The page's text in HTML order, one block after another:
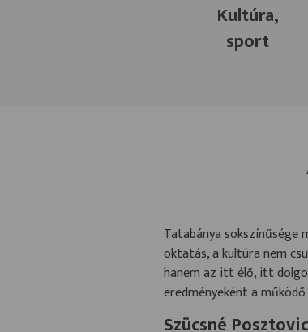
Kultúra,
sport
Tatabánya sokszínűsége
oktatás, a kultúra nem
hanem az itt élő, itt
eredményeként a
Szücsné